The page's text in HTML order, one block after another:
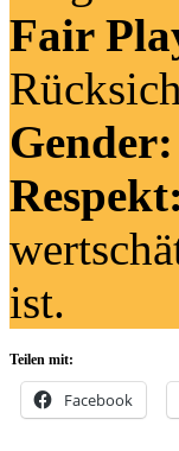
Fair
Gender:
Respekt:
ist.
Teilen mit:
Facebook